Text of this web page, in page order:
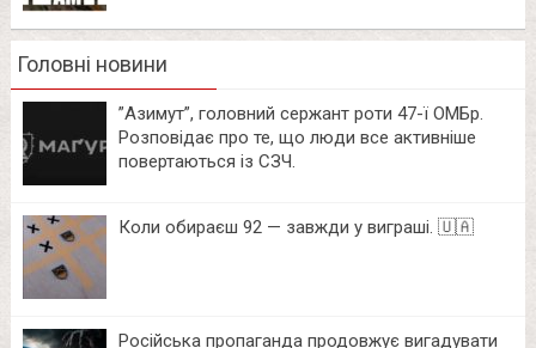
Головні новини
⁨”Азимут”, головний сержант роти 47-ї ОМБр.
Розповідає про те, що люди все активніше
повертаються із СЗЧ.
Коли обираєш 92 — завжди у виграші. 🇺🇦
Російська пропаганда продовжує вигадувати